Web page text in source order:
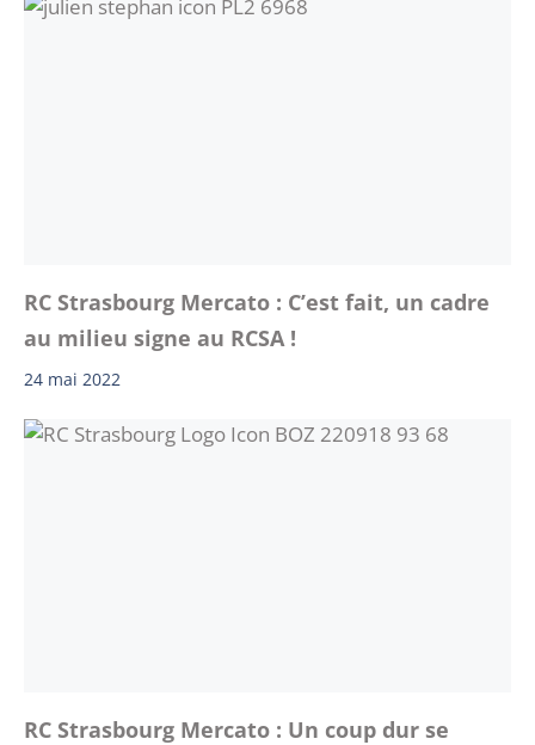
RC Strasbourg Mercato : C’est fait, un cadre
au milieu signe au RCSA !
24 mai 2022
RC Strasbourg Mercato : Un coup dur se